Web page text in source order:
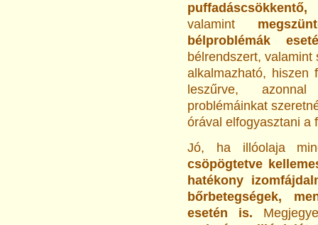
valamint
bélproblémák
bélrendszert,
alkalmazható, hiszen
leszűrve,
problémáinkat
órával elfogyasztani a
Jó, ha illóolaja
csöpögtetve
hatékony
bőrbetegségek,
esetén is.